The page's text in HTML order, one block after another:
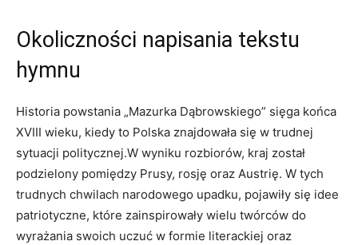
Okoliczności napisania⁤ tekstu⁤
hymnu
Historia powstania „Mazurka ⁣Dąbrowskiego” ​sięga końca
XVIII wieku, kiedy to Polska⁤ znajdowała się w trudnej
sytuacji politycznej.W wyniku rozbiorów, kraj został
podzielony pomiędzy Prusy, rosję oraz Austrię.⁤ W tych⁢
trudnych chwilach narodowego upadku, pojawiły się‌ idee
patriotyczne, które zainspirowały⁤ wielu ‌twórców do
wyrażania swoich uczuć‍ w formie literackiej‌ oraz